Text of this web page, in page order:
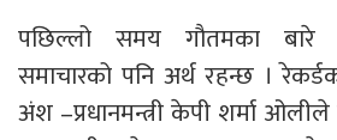
पछिल्लो समय गौतमका बारे
समाचारको पनि अर्थ रहन्छ ।
अंश –प्रधानमन्त्री केपी शर्मा